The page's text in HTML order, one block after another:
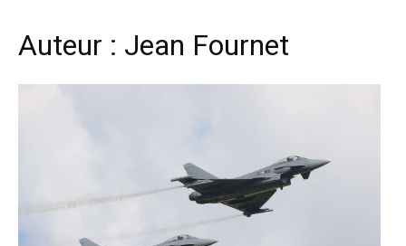
Auteur : Jean Fournet